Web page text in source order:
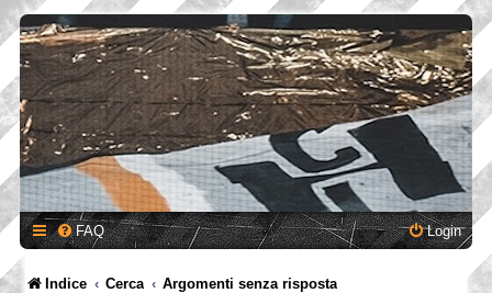
FAQ Login
Indice Cerca Argomenti senza risposta